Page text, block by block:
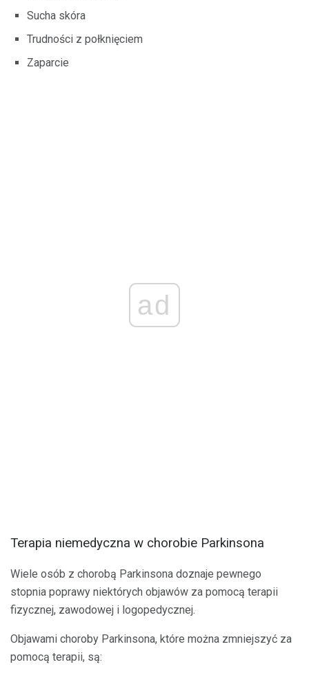
Sucha skóra
Trudności z połknięciem
Zaparcie
ad
Terapia niemedyczna w chorobie Parkinsona
Wiele osób z chorobą Parkinsona doznaje pewnego
stopnia poprawy niektórych objawów za pomocą terapii
fizycznej, zawodowej i logopedycznej.
Objawami choroby Parkinsona, które można zmniejszyć za
pomocą terapii, są: